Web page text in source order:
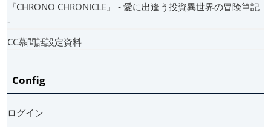
『CHRONO CHRONICLE』 ‐ 愛に出逢う投資異世界の冒険筆記
‐
CC幕間話設定資料
Config
ログイン